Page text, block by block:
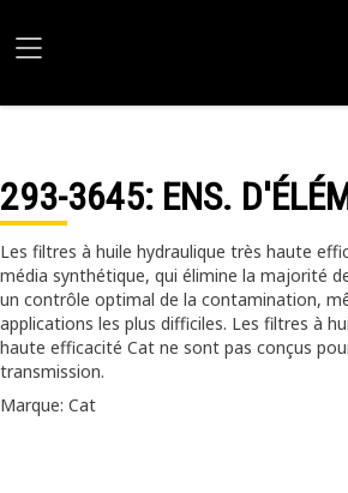
293-3645: ENS.
Les filtres à huile hydraulique très haute
média synthétique, qui élimine la majorité
un contrôle optimal de la contamination,
applications les plus difficiles. Les filtres à
haute efficacité Cat ne sont pas conçus
transmission.
Marque: Cat